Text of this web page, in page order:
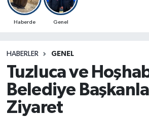
Haberde Genel
HABERLER GENEL
Tuzluca ve
Belediye
Ziyaret
Süper Lig Puan Durumu ve
Son Dakika Haberleri
Haber Arşivi